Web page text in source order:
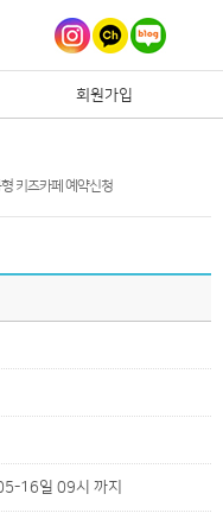
회원가입
키즈카페 예약신청
16일 09시 까지